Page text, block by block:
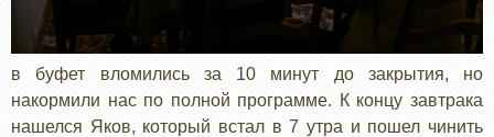
в буфет вломились за 10 минут до закрытия, но
накормили нас по полной программе. К концу завтрака
нашелся Яков, который встал в 7 утра и пошел чинить